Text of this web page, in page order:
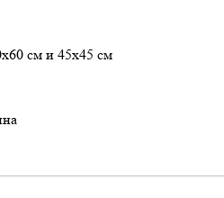
см и 45х45 см